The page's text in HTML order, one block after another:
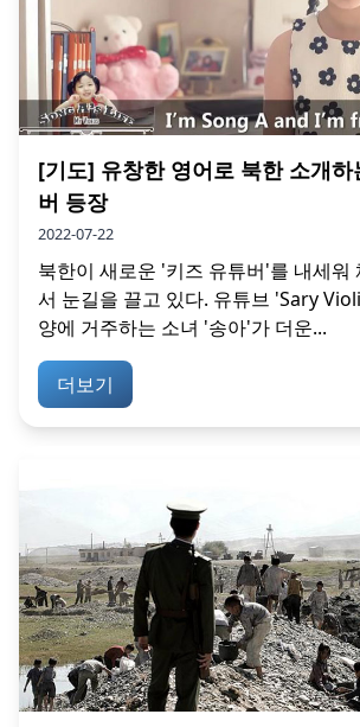
[기도] 유창한 영어로 북한 소개
버 등장
2022-07-22
북한이 새로운 '키즈 유튜버'를 내세워
서 눈길을 끌고 있다. 유튜브 'Sary
양에 거주하는 소녀 '송아'가 더운...
더보기